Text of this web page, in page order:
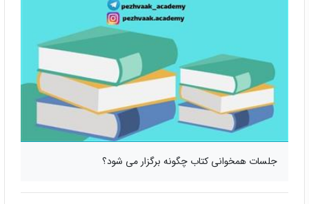
جلسات همخوانی کتاب چگونه برگزار می شود؟